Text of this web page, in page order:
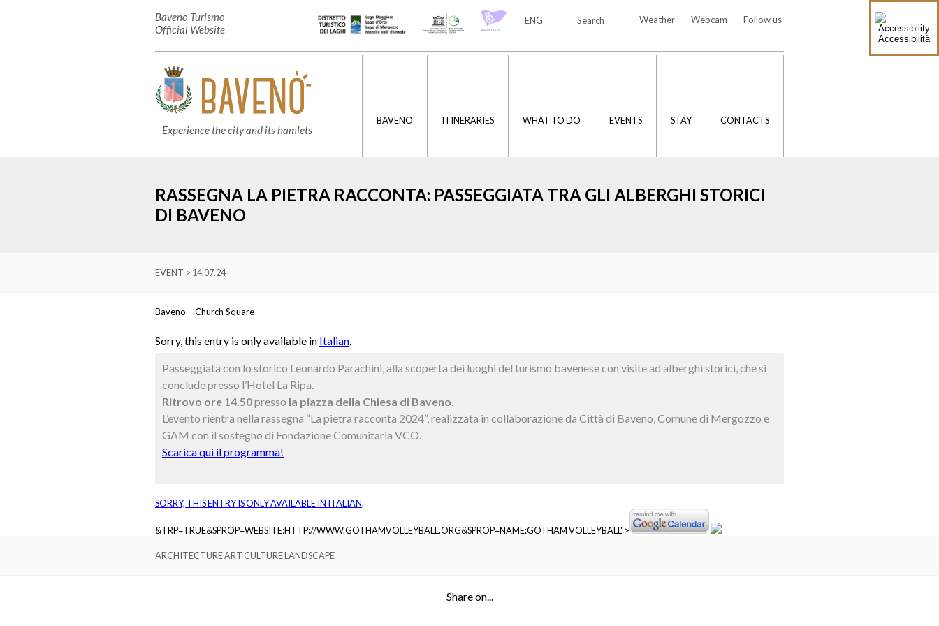
Accessibilità
Baveno Turismo
Official Website
Follow us
Webcam
Weather
Search
ENG
Experience the city and its hamlets
BAVENO ITINERARIES WHAT TO DO EVENTS STAY CONTACTS
RASSEGNA LA PIETRA RACCONTA: PASSEGGIATA TRA GLI ALBERGHI STORICI
DI BAVENO
EVENT > 14.07.24
Baveno – Church Square
Sorry, this entry is only available in Italian.
Passeggiata con lo storico Leonardo Parachini, alla scoperta dei luoghi del turismo bavenese con visite ad alberghi storici, che si
conclude presso l’Hotel La Ripa.
Ritrovo ore 14.50presso la piazza della Chiesa di Baveno.
L’evento rientra nella rassegna “La pietra racconta 2024”, realizzata in collaborazione da Città di Baveno, Comune di Mergozzo e
GAM con il sostegno di Fondazione Comunitaria VCO.
Scarica qui il programma!
SORRY, THIS ENTRY IS ONLY AVAILABLE IN ITALIAN.
&TRP=TRUE&SPROP=WEBSITE:HTTP://WWW.GOTHAMVOLLEYBALL.ORG&SPROP=NAME:GOTHAM VOLLEYBALL">
ARCHITECTURE ART CULTURE LANDSCAPE
Share on...